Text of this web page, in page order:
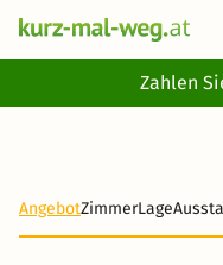
Zahlen
AngebotZimmerLage